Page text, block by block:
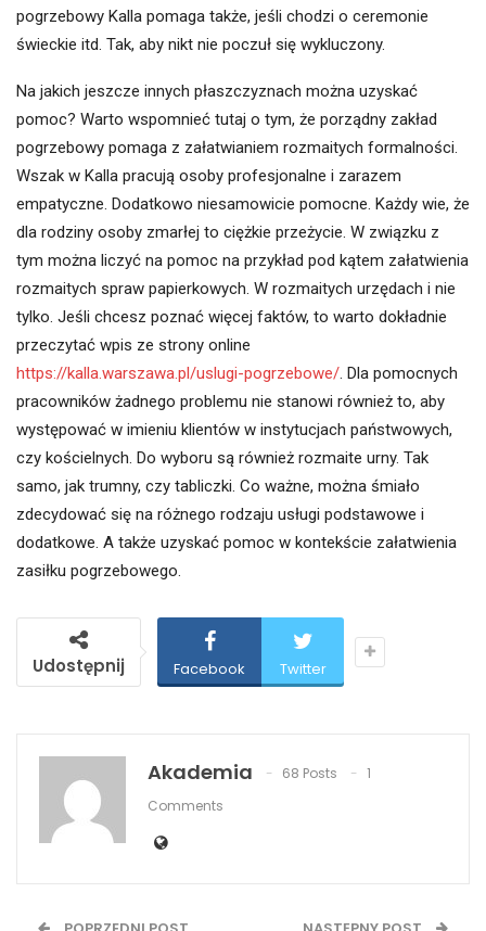
pogrzebowy Kalla pomaga także, jeśli chodzi o ceremonie
świeckie itd. Tak, aby nikt nie poczuł się wykluczony.
Na jakich jeszcze innych płaszczyznach można uzyskać
pomoc? Warto wspomnieć tutaj o tym, że porządny zakład
pogrzebowy pomaga z załatwianiem rozmaitych formalności.
Wszak w Kalla pracują osoby profesjonalne i zarazem
empatyczne. Dodatkowo niesamowicie pomocne. Każdy wie, że
dla rodziny osoby zmarłej to ciężkie przeżycie. W związku z
tym można liczyć na pomoc na przykład pod kątem załatwienia
rozmaitych spraw papierkowych. W rozmaitych urzędach i nie
tylko. Jeśli chcesz poznać więcej faktów, to warto dokładnie
przeczytać wpis ze strony online
https://kalla.warszawa.pl/uslugi-pogrzebowe/. Dla pomocnych
pracowników żadnego problemu nie stanowi również to, aby
występować w imieniu klientów w instytucjach państwowych,
czy kościelnych. Do wyboru są również rozmaite urny. Tak
samo, jak trumny, czy tabliczki. Co ważne, można śmiało
zdecydować się na różnego rodzaju usługi podstawowe i
dodatkowe. A także uzyskać pomoc w kontekście załatwienia
zasiłku pogrzebowego.
Udostępnij Facebook Twitter
Akademia 68 Posts
1
Comments